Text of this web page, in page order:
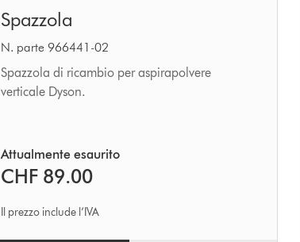
Spazzola
N. parte 966441-02
Spazzola di ricambio per aspirapolvere
verticale Dyson.
Attualmente esaurito
CHF 89.00
Il prezzo include l’IVA